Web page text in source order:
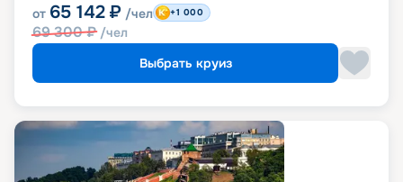
от 65 142 ₽ /чел
69 300₽ /чел
+1 000
Выбрать круиз